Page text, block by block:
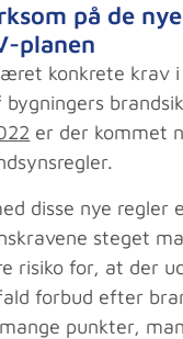
på de
planen
konkrete krav i
er der kommet
disse nye regler
steget
risiko for, at der
forbud efter
punkter,